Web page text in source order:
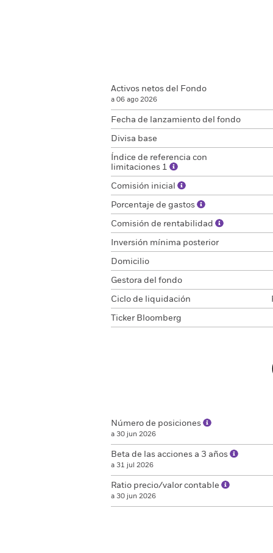
Activos netos del Fondo
a 06 ago 2026
Fecha de lanzamiento del fondo
Divisa base
Índice de referencia con
limitaciones 1
Comisión inicial
Porcentaje de gastos
Comisión de rentabilidad
Inversión mínima posterior
Domicilio
Gestora del fondo
Ciclo de liquidación
Ticker Bloomberg
Número de posiciones
a 30 jun 2026
Beta de las acciones a 3 años
a 31 jul 2026
Ratio precio/valor contable
a 30 jun 2026